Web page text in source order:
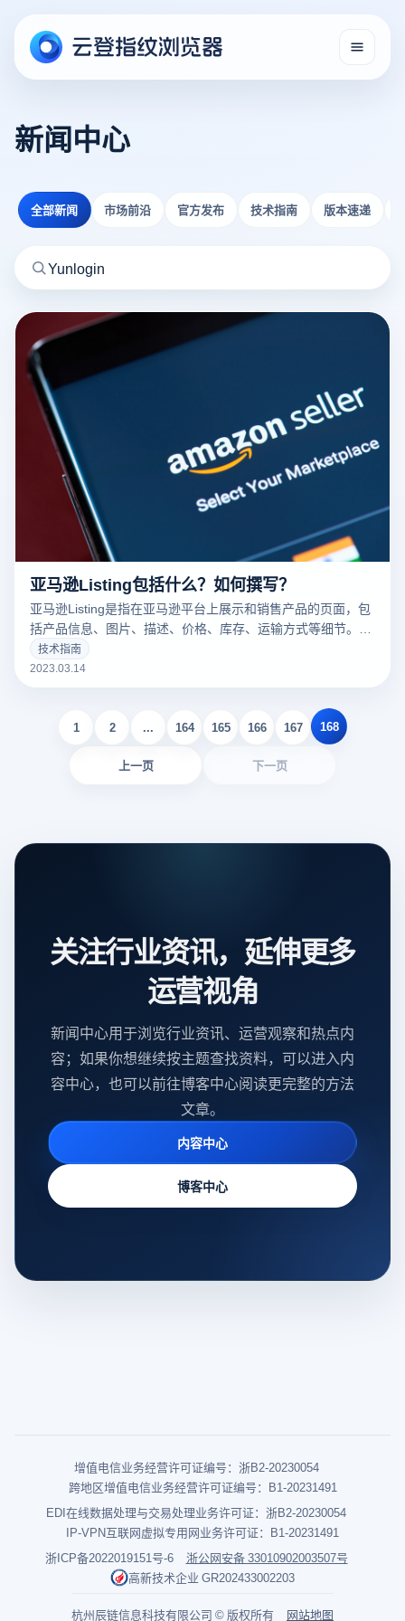
新闻中心
全部新闻 市场前沿 官方发布 技术指南 版本速递
亚马逊Listing包括什么？如何撰写？
亚马逊Listing是指在亚马逊平台上展示和销售产品的页面，包
括产品信息、图片、描述、价格、库存、运输方式等细节。一
个好的亚马逊Listing可以吸引更多的潜在买家，增加销量。以
下云登录指纹浏览器关于亚马逊Listing包括什么？如何撰写？
技术指南
2023.03.14
上一页
1 2 ... 164 165 166 167 168
下一页
关注行业资讯，延伸更多
运营视角
新闻中心用于浏览行业资讯、运营观察和热点内
容；如果你想继续按主题查找资料，可以进入内
容中心，也可以前往博客中心阅读更完整的方法
文章。
内容中心
博客中心
增值电信业务经营许可证编号：浙B2-20230054
跨地区增值电信业务经营许可证编号：B1-20231491
EDI在线数据处理与交易处理业务许可证：浙B2-20230054
IP-VPN互联网虚拟专用网业务许可证：B1-20231491
浙ICP备2022019151号-6
浙公网安备 33010902003507号
高新技术企业 GR202433002203
杭州辰链信息科技有限公司 © 版权所有 网站地图